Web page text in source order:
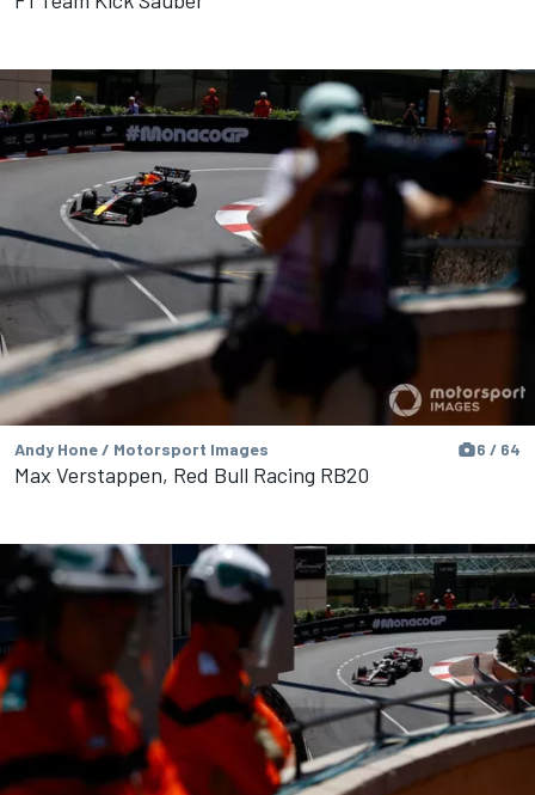
Andy Hone / Motorsport Images 6 / 64
Max Verstappen, Red Bull Racing RB20